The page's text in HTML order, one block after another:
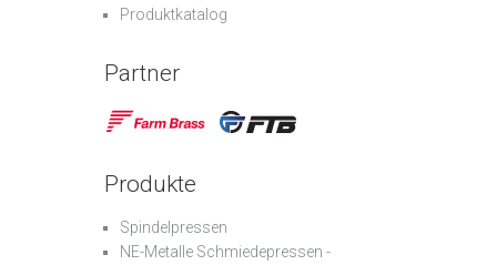
Produktkatalog
Partner
Produkte
Spindelpressen
NE-Metalle Schmiedepressen -